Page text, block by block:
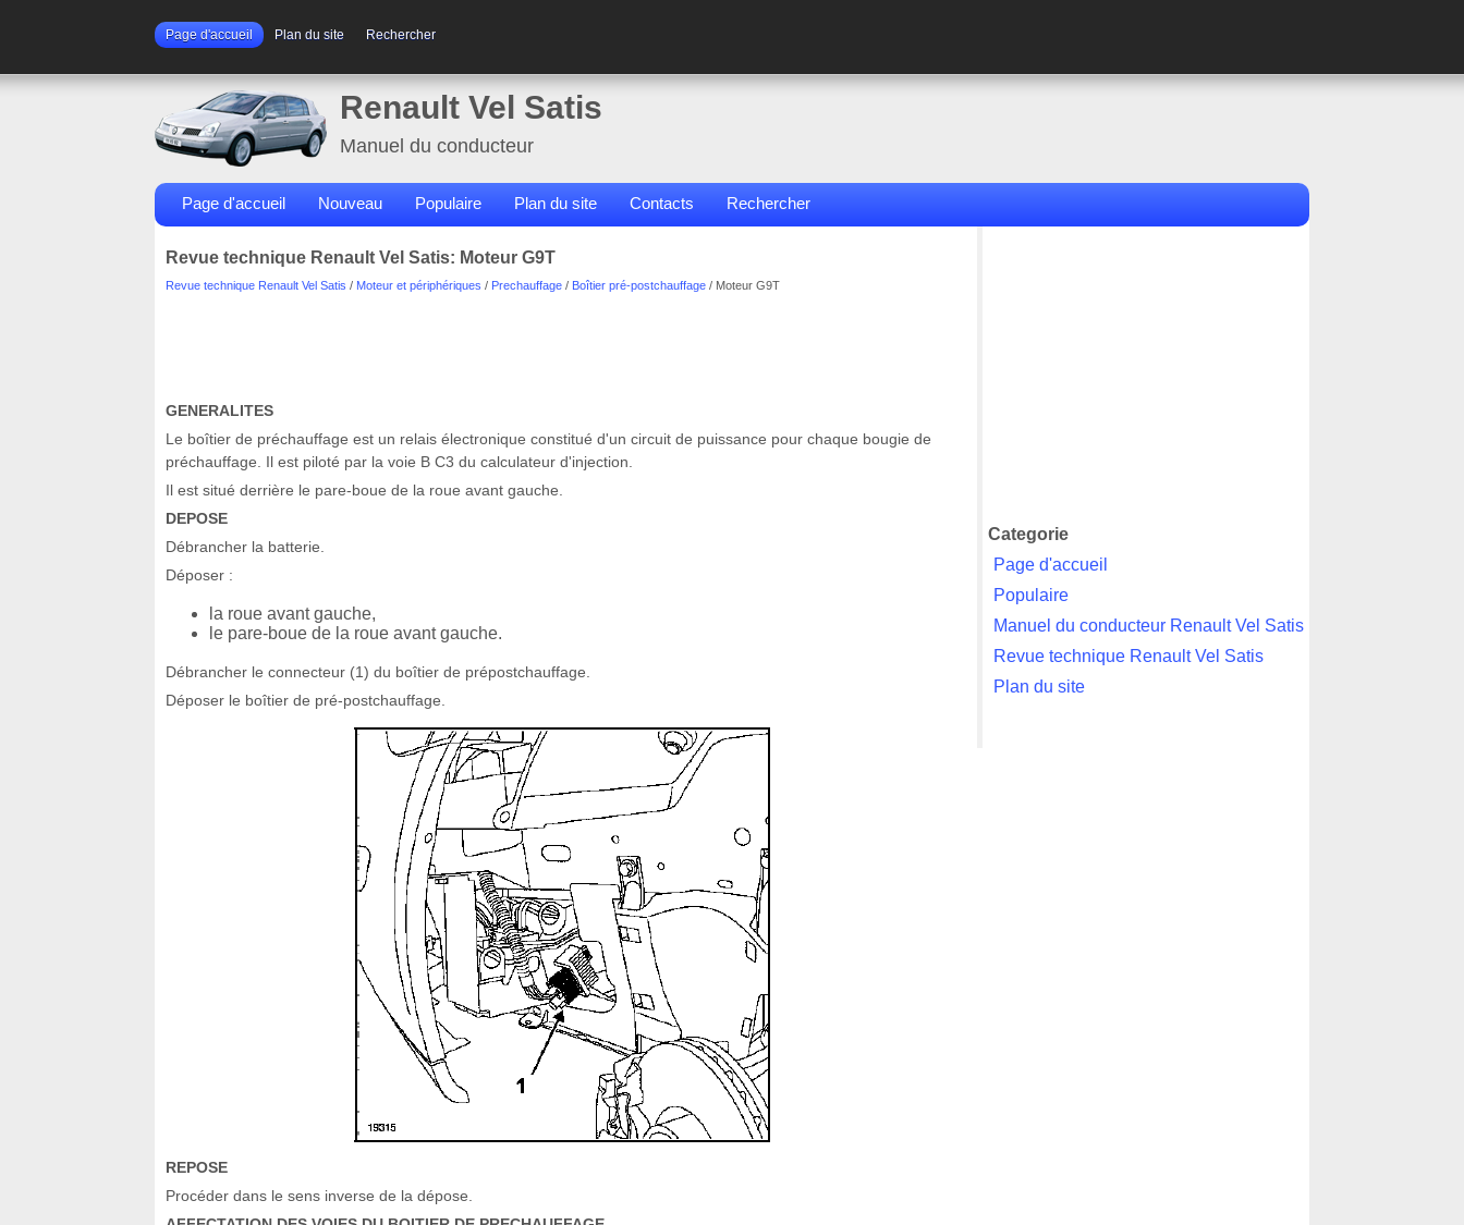
Page d'accueil Plan du site Rechercher
Renault Vel Satis
Manuel du conducteur
Page d'accueil Nouveau Populaire Plan du site Contacts Rechercher
Revue technique Renault Vel Satis: Moteur G9T
Revue technique Renault Vel Satis / Moteur et périphériques / Prechauffage / Boîtier pré-postchauffage / Moteur G9T
GENERALITES
Le boîtier de préchauffage est un relais électronique constitué d'un circuit de puissance pour chaque bougie de
préchauffage. Il est piloté par la voie B C3 du calculateur d'injection.
Il est situé derrière le pare-boue de la roue avant gauche.
DEPOSE
Débrancher la batterie.
Déposer :
la roue avant gauche,
le pare-boue de la roue avant gauche.
Débrancher le connecteur (1) du boîtier de prépostchauffage.
Déposer le boîtier de pré-postchauffage.
REPOSE
Procéder dans le sens inverse de la dépose.
Categorie
Page d'accueil
Populaire
Manuel du conducteur Renault Vel Satis
Revue technique Renault Vel Satis
Plan du site